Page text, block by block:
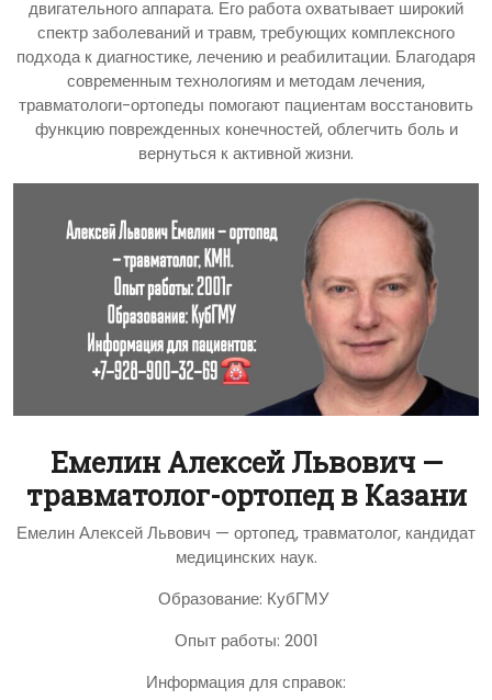
двигательного аппарата. Его работа охватывает широкий
спектр заболеваний и травм, требующих комплексного
подхода к диагностике, лечению и реабилитации. Благодаря
современным технологиям и методам лечения,
травматологи-ортопеды помогают пациентам восстановить
функцию поврежденных конечностей, облегчить боль и
вернуться к активной жизни.
Емелин Алексей Львович —
травматолог-ортопед в Казани
Емелин Алексей Львович — ортопед, травматолог, кандидат
медицинских наук.
Образование: КубГМУ
Опыт работы: 2001
Информация для справок: